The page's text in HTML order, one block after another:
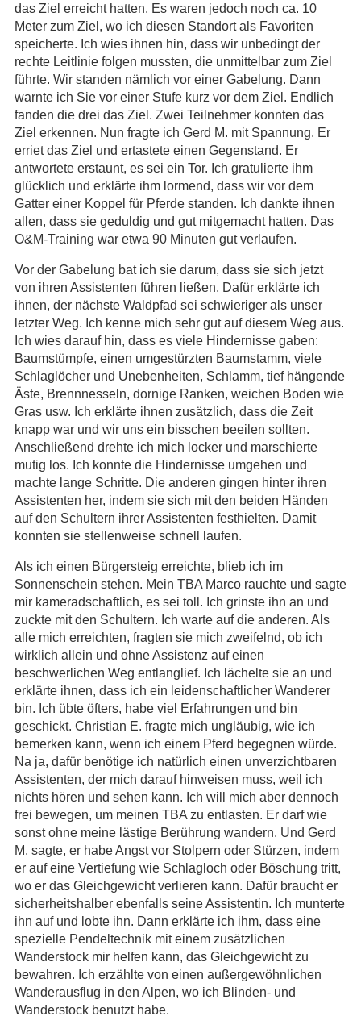
das Ziel erreicht hatten. Es waren jedoch noch ca. 10
Meter zum Ziel, wo ich diesen Standort als Favoriten
speicherte. Ich wies ihnen hin, dass wir unbedingt der
rechte Leitlinie folgen mussten, die unmittelbar zum Ziel
führte. Wir standen nämlich vor einer Gabelung. Dann
warnte ich Sie vor einer Stufe kurz vor dem Ziel. Endlich
fanden die drei das Ziel. Zwei Teilnehmer konnten das
Ziel erkennen. Nun fragte ich Gerd M. mit Spannung. Er
erriet das Ziel und ertastete einen Gegenstand. Er
antwortete erstaunt, es sei ein Tor. Ich gratulierte ihm
glücklich und erklärte ihm lormend, dass wir vor dem
Gatter einer Koppel für Pferde standen. Ich dankte ihnen
allen, dass sie geduldig und gut mitgemacht hatten. Das
O&M-Training war etwa 90 Minuten gut verlaufen.
Vor der Gabelung bat ich sie darum, dass sie sich jetzt
von ihren Assistenten führen ließen. Dafür erklärte ich
ihnen, der nächste Waldpfad sei schwieriger als unser
letzter Weg. Ich kenne mich sehr gut auf diesem Weg aus.
Ich wies darauf hin, dass es viele Hindernisse gaben:
Baumstümpfe, einen umgestürzten Baumstamm, viele
Schlaglöcher und Unebenheiten, Schlamm, tief hängende
Äste, Brennnesseln, dornige Ranken, weichen Boden wie
Gras usw. Ich erklärte ihnen zusätzlich, dass die Zeit
knapp war und wir uns ein bisschen beeilen sollten.
Anschließend drehte ich mich locker und marschierte
mutig los. Ich konnte die Hindernisse umgehen und
machte lange Schritte. Die anderen gingen hinter ihren
Assistenten her, indem sie sich mit den beiden Händen
auf den Schultern ihrer Assistenten festhielten. Damit
konnten sie stellenweise schnell laufen.
Als ich einen Bürgersteig erreichte, blieb ich im
Sonnenschein stehen. Mein TBA Marco rauchte und sagte
mir kameradschaftlich, es sei toll. Ich grinste ihn an und
zuckte mit den Schultern. Ich warte auf die anderen. Als
alle mich erreichten, fragten sie mich zweifelnd, ob ich
wirklich allein und ohne Assistenz auf einen
beschwerlichen Weg entlanglief. Ich lächelte sie an und
erklärte ihnen, dass ich ein leidenschaftlicher Wanderer
bin. Ich übte öfters, habe viel Erfahrungen und bin
geschickt. Christian E. fragte mich ungläubig, wie ich
bemerken kann, wenn ich einem Pferd begegnen würde.
Na ja, dafür benötige ich natürlich einen unverzichtbaren
Assistenten, der mich darauf hinweisen muss, weil ich
nichts hören und sehen kann. Ich will mich aber dennoch
frei bewegen, um meinen TBA zu entlasten. Er darf wie
sonst ohne meine lästige Berührung wandern. Und Gerd
M. sagte, er habe Angst vor Stolpern oder Stürzen, indem
er auf eine Vertiefung wie Schlagloch oder Böschung tritt,
wo er das Gleichgewicht verlieren kann. Dafür braucht er
sicherheitshalber ebenfalls seine Assistentin. Ich munterte
ihn auf und lobte ihn. Dann erklärte ich ihm, dass eine
spezielle Pendeltechnik mit einem zusätzlichen
Wanderstock mir helfen kann, das Gleichgewicht zu
bewahren. Ich erzählte von einen außergewöhnlichen
Wanderausflug in den Alpen, wo ich Blinden- und
Wanderstock benutzt habe.